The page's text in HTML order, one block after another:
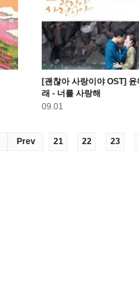
[괜찮아 사랑이야 OST] 윤
래 - 너를 사랑해
09.01
Prev 21 22 23